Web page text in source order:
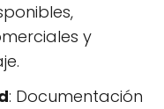
y
: Documentación